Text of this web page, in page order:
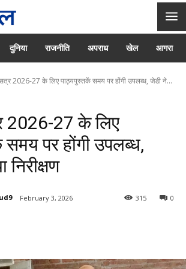
दुनिया राजनीति अपराध खेल आगरा
2026-27 के लिए पाठ्यपुस्तकें समय पर होंगी उपलब्ध, जेडी ने...
2026-27 के लिए
पर होंगी उपलब्ध,
February 3, 2026 0
315